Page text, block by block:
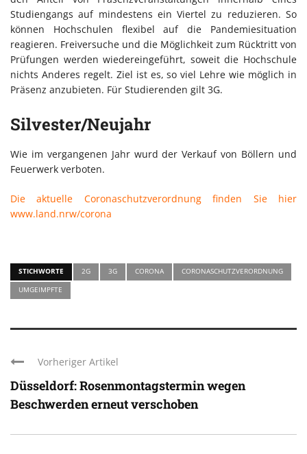
Studiengangs auf mindestens ein Viertel zu reduzieren. So
können Hochschulen flexibel auf die Pandemiesituation
reagieren. Freiversuche und die Möglichkeit zum Rücktritt von
Prüfungen werden wiedereingeführt, soweit die Hochschule
nichts Anderes regelt. Ziel ist es, so viel Lehre wie möglich in
Präsenz anzubieten. Für Studierenden gilt 3G.
Silvester/Neujahr
Wie im vergangenen Jahr wurd der Verkauf von Böllern und
Feuerwerk verboten.
Die aktuelle Coronaschutzverordnung finden Sie hier
www.land.nrw/corona
STICHWORTE 2G 3G CORONA
CORONASCHUTZVERORDNUNG
UMGEIMPFTE
Vorheriger Artikel
Düsseldorf: Rosenmontagstermin wegen
Beschwerden erneut verschoben